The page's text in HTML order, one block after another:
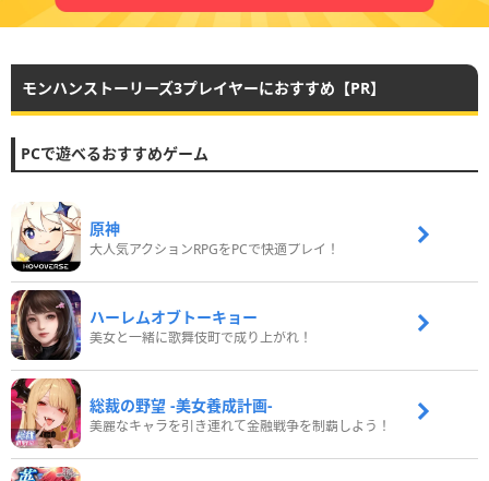
モンハンストーリーズ3プレイヤーにおすすめ【PR】
PCで遊べるおすすめゲーム
原神
大人気アクションRPGをPCで快適プレイ！
ハーレムオブトーキョー
美女と一緒に歌舞伎町で成り上がれ！
総裁の野望 -美女養成計画-
美麗なキャラを引き連れて金融戦争を制覇しよう！